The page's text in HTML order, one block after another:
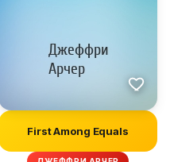
First Among Equals